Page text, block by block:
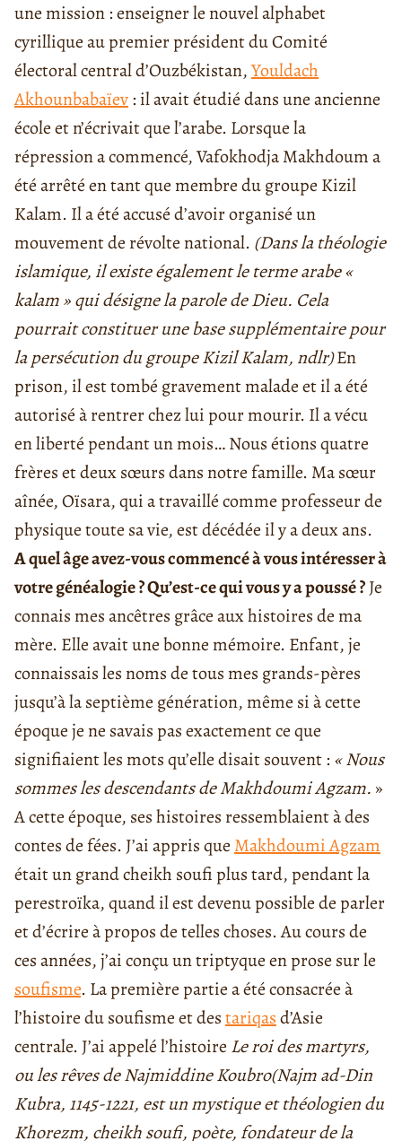
une mission : enseigner le nouvel alphabet
cyrillique au premier président du Comité
électoral central d’Ouzbékistan,Youldach
Akhounbabaïev: il avait étudié dans une ancienne
école et n’écrivait que l’arabe. Lorsque la
répression a commencé, Vafokhodja Makhdoum a
été arrêté en tant que membre du groupe Kizil
Kalam. Il a été accusé d’avoir organisé un
mouvement de révolte national. (Dans la théologie
islamique, il existe également le terme arabe «
kalam » qui désigne la parole de Dieu. Cela
pourrait constituer une base supplémentaire pour
la persécution du groupe Kizil Kalam, ndlr)En
prison, il est tombé gravement malade et il a été
autorisé à rentrer chez lui pour mourir. Il a vécu
en liberté pendant un mois… Nous étions quatre
frères et deux sœurs dans notre famille. Ma sœur
aînée, Oïsara, qui a travaillé comme professeur de
physique toute sa vie, est décédée il y a deux ans.
A quel âge avez-vous commencé à vous intéresser à
votre généalogie ? Qu’est-ce qui vous y a poussé ?Je
connais mes ancêtres grâce aux histoires de ma
mère. Elle avait une bonne mémoire. Enfant, je
connaissais les noms de tous mes grands-pères
jusqu’à la septième génération, même si à cette
époque je ne savais pas exactement ce que
signifiaient les mots qu’elle disait souvent : « Nous
sommes les descendants de Makhdoumi Agzam. »
A cette époque, ses histoires ressemblaient à des
contes de fées. J’ai appris que Makhdoumi Agzam
était un grand cheikh soufi plus tard, pendant la
perestroïka, quand il est devenu possible de parler
et d’écrire à propos de telles choses. Au cours de
ces années, j’ai conçu un triptyque en prose sur le
soufisme. La première partie a été consacrée à
l’histoire du soufisme et destariqasd’Asie
centrale. J’ai appelé l’histoire Le roi des martyrs,
ou les rêves de Najmiddine Koubro(Najm ad-Din
Kubra, 1145-1221, est un mystique et théologien du
Khorezm, cheikh soufi, poète, fondateur de la